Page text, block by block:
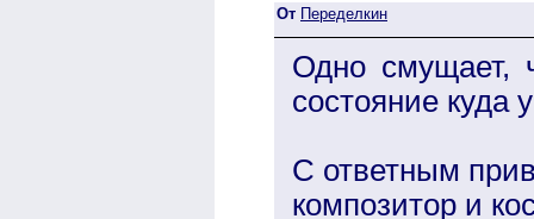
От Переделкин
Одно смущает,
состояние куда
С ответным
композитор и